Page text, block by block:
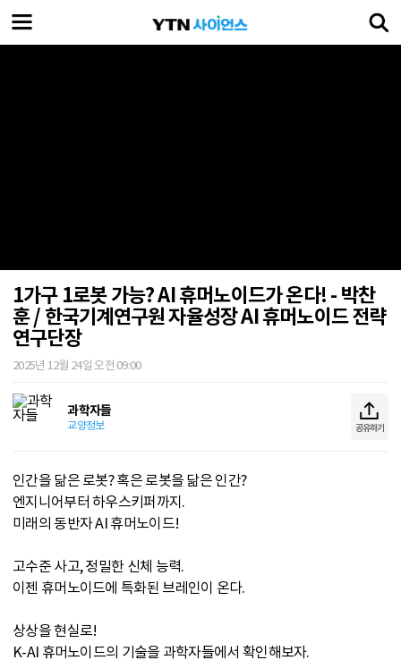
1가구 1로봇 가능? AI 휴머노이드가 온다! - 박찬
훈 / 한국기계연구원 자율성장 AI 휴머노이드 전략
연구단장
2025년 12월 24일 오전 09:00
과학자들
교양정보 공유하기
인간을 닮은 로봇? 혹은 로봇을 닮은 인간?
엔지니어부터 하우스키퍼까지.
미래의 동반자 AI 휴머노이드!
고수준 사고, 정밀한 신체 능력.
이젠 휴머노이드에 특화된 브레인이 온다.
상상을 현실로!
K-AI 휴머노이드의 기술을 과학자들에서 확인해보자.